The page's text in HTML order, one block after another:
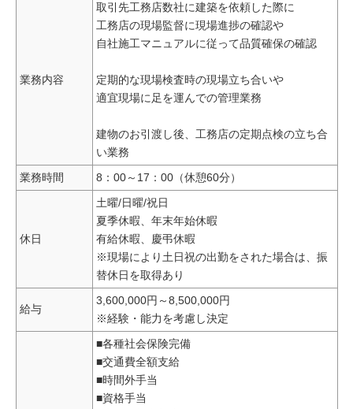
業務内容
取引先工務店数社に建築を依頼した際に
工務店の現場監督に現場進捗の確認や
自社施工マニュアルに従って品質確保の確認
定期的な現場検査時の現場立ち合いや
適宜現場に足を運んでの管理業務
建物のお引渡し後、工務店の定期点検の立ち合
い業務
業務時間
8：00～17：00（休憩60分）
休日
土曜/日曜/祝日
夏季休暇、年末年始休暇
有給休暇、慶弔休暇
※現場により土日祝の出勤をされた場合は、振
替休日を取得あり
給与
3,600,000円～8,500,000円
※経験・能力を考慮し決定
■各種社会保険完備
■交通費全額支給
■時間外手当
■資格手当